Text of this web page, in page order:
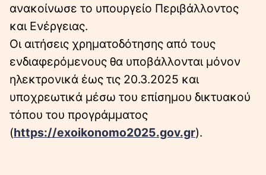
ανακοίνωσε το υπουργείο Περιβάλλοντος
και Ενέργειας.
Οι αιτήσεις χρηματοδότησης από τους
ενδιαφερόμενους θα υποβάλλονται μόνον
ηλεκτρονικά έως τις 20.3.2025 και
υποχρεωτικά μέσω του επίσημου δικτυακού
τόπου του προγράμματος
(https://exoikonomo2025.gov.gr).